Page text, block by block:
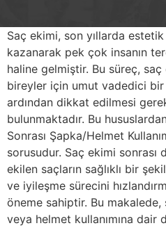
Saç ekimi, son yıllarda
kazanarak pek çok insanın
haline gelmiştir. Bu süreç,
bireyler için umut vadedici
ardından dikkat edilmesi
bulunmaktadır. Bu
Sonrası Şapka/Helmet
sorusudur. Saç ekimi sonrası
ekilen saçların sağlıklı bir
ve iyileşme sürecini
öneme sahiptir. Bu makalede,
veya helmet kullanımına dair